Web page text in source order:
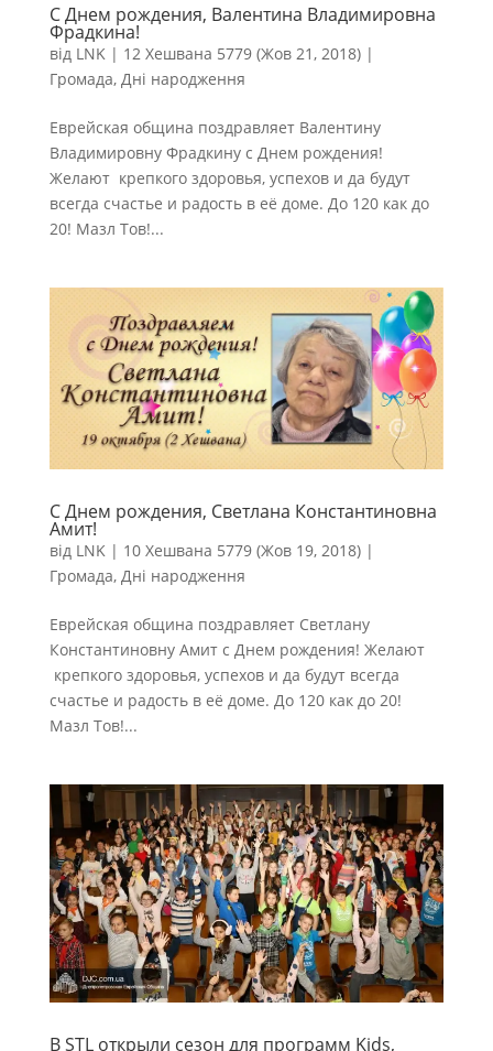
С Днем рождения, Валентина Владимировна
Фрадкина!
від LNK | 12 Хешвана 5779 (Жов 21, 2018)|
Громада, Дні народження
Еврейская община поздравляет Валентину
Владимировну Фрадкину с Днем рождения!
Желают крепкого здоровья, успехов и да будут
всегда счастье и радость в её доме. До 120 как до
20! Мазл Тов!...
С Днем рождения, Светлана Константиновна
Амит!
від LNK| 10 Хешвана 5779 (Жов 19, 2018)|
Громада, Дні народження
Еврейская община поздравляет Светлану
Константиновну Амит с Днем рождения! Желают
крепкого здоровья, успехов и да будут всегда
счастье и радость в её доме. До 120 как до 20!
Мазл Тов!...
В STL открыли сезон для программ Kids,